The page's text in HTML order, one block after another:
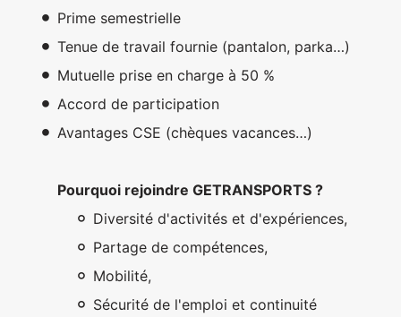
Prime semestrielle
Tenue de travail fournie (pantalon, parka…)
Mutuelle prise en charge à 50 %
Accord de participation
Avantages CSE (chèques vacances…)
Pourquoi rejoindre GETRANSPORTS ?
Diversité d'activités et d'expériences,
Partage de compétences,
Mobilité,
Sécurité de l'emploi et continuité